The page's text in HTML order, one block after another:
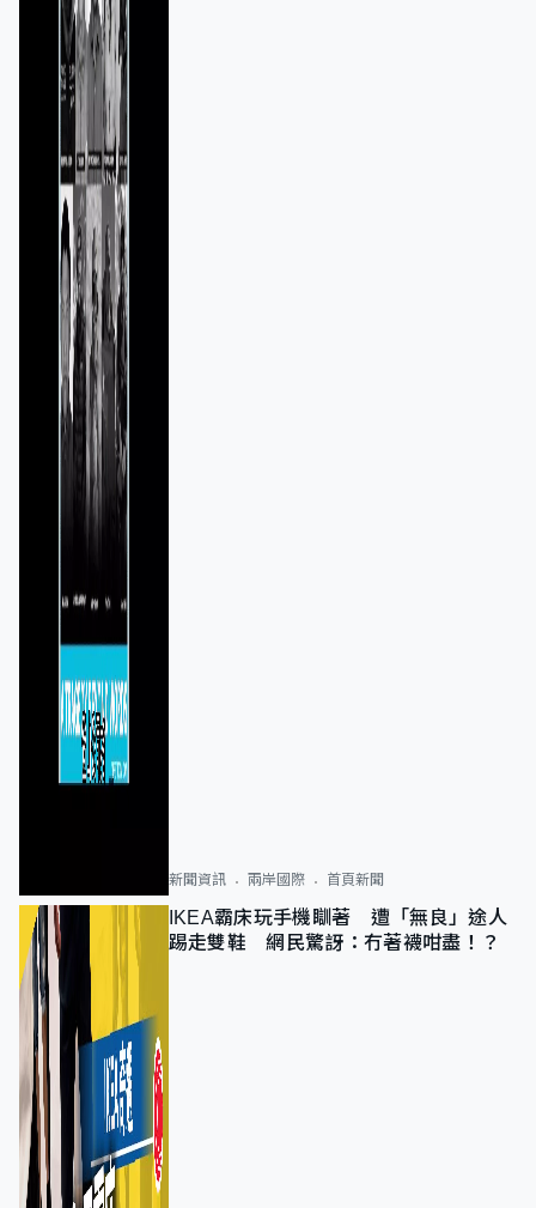
新聞資訊 兩岸國際 首頁新聞
IKEA霸床玩手機瞓著 遭「無良」途人
踢走雙鞋 網民驚訝：冇著襪咁盡！？